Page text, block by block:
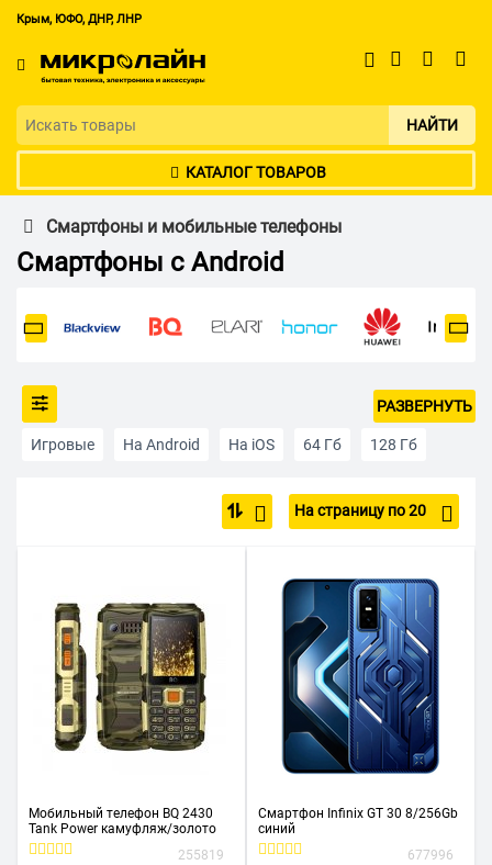
Крым, ЮФО, ДНР, ЛНР
НАЙТИ
КАТАЛОГ ТОВАРОВ
Смартфоны и мобильные телефоны
Смартфоны c Android
Игровые На Android На iOS 64 Гб 128 Гб
4G (LTE) 5G С GPS С NFC
До 15 000 р Черные
С защитой от пыли и влаги Bluetooth Full HD BQ
Infinix Itel Realme Samsung TECNO Xiaomi
РАЗВЕРНУТЬ
На страницу по 20
Мобильный телефон BQ 2430
Tank Power камуфляж/золото
255819
Смартфон Infinix GT 30 8/256Gb
синий
677996